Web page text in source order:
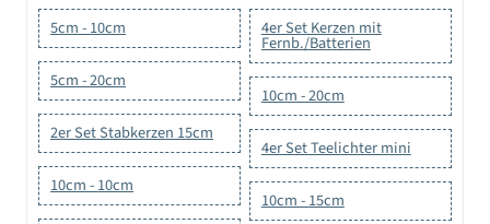
5cm - 10cm 4er Set Kerzen mit
Fernb./Batterien
5cm - 20cm
10cm - 20cm
2er Set Stabkerzen 15cm
4er Set Teelichter mini
10cm - 10cm
10cm - 15cm